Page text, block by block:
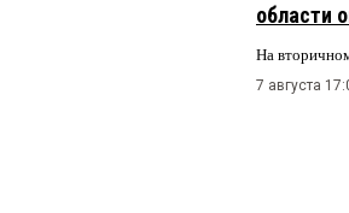
области
На
7 августа